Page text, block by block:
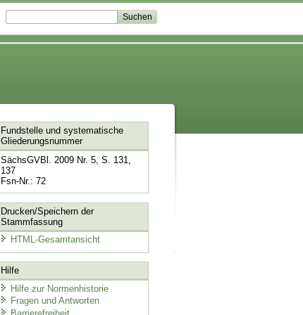
Fundstelle und systematische
Gliederungsnummer
SächsGVBl. 2009 Nr. 5, S. 131,
137
Fsn-Nr.: 72
Drucken/Speichern der
Stammfassung
HTML-Gesamtansicht
Hilfe
Hilfe zur Normenhistorie
Fragen und Antworten